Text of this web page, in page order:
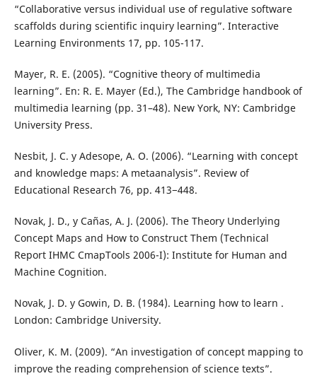
“Collaborative versus individual use of regulative software
scaffolds during scientific inquiry learning”. Interactive
Learning Environments 17, pp. 105-117.
Mayer, R. E. (2005). “Cognitive theory of multimedia
learning”. En: R. E. Mayer (Ed.), The Cambridge handbook of
multimedia learning (pp. 31–48). New York, NY: Cambridge
University Press.
Nesbit, J. C. y Adesope, A. O. (2006). “Learning with concept
and knowledge maps: A metaanalysis”. Review of
Educational Research 76, pp. 413−448.
Novak, J. D., y Cañas, A. J. (2006). The Theory Underlying
Concept Maps and How to Construct Them (Technical
Report IHMC CmapTools 2006-I): Institute for Human and
Machine Cognition.
Novak, J. D. y Gowin, D. B. (1984). Learning how to learn .
London: Cambridge University.
Oliver, K. M. (2009). “An investigation of concept mapping to
improve the reading comprehension of science texts”.